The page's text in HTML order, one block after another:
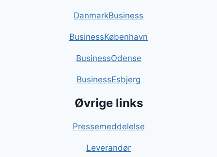
DanmarkBusiness
BusinessKøbenhavn
BusinessOdense
BusinessEsbjerg
Øvrige links
Pressemeddelelse
Leverandør